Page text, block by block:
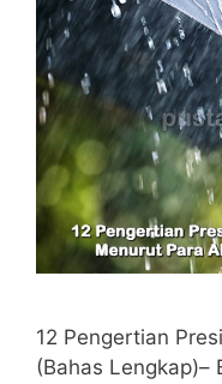
12 Pengertian
(Bahas Lengkap)–